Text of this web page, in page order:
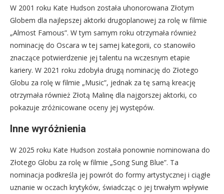
W 2001 roku Kate Hudson została uhonorowana Złotym
Globem dla najlepszej aktorki drugoplanowej za rolę w filmie
„Almost Famous”. W tym samym roku otrzymała również
nominację do Oscara w tej samej kategorii, co stanowiło
znaczące potwierdzenie jej talentu na wczesnym etapie
kariery. W 2021 roku zdobyła drugą nominację do Złotego
Globu za rolę w filmie „Music”, jednak za tę samą kreację
otrzymała również Złotą Malinę dla najgorszej aktorki, co
pokazuje zróżnicowane oceny jej występów.
Inne wyróżnienia
W 2025 roku Kate Hudson została ponownie nominowana do
Złotego Globu za rolę w filmie „Song Sung Blue”. Ta
nominacja podkreśla jej powrót do formy artystycznej i ciągłe
uznanie w oczach krytyków, świadcząc o jej trwałym wpływie